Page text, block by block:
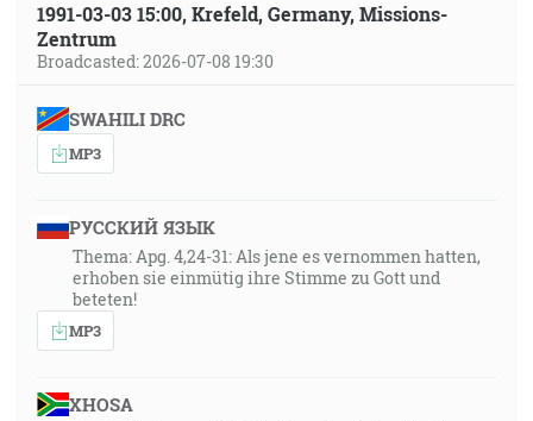
1991-03-03 15:00, Krefeld, Germany, Missions-
Zentrum
Broadcasted: 2026-07-08 19:30
SWAHILI DRC
MP3
РУССКИЙ ЯЗЫК
Thema: Apg. 4,24-31: Als jene es vernommen hatten,
erhoben sie einmütig ihre Stimme zu Gott und
beteten!
MP3
XHOSA